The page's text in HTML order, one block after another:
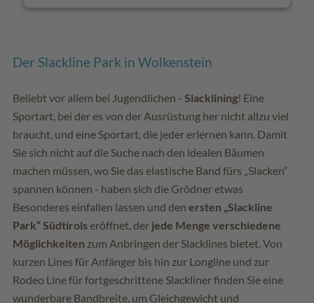
Der Slackline Park in Wolkenstein
Beliebt vor allem bei Jugendlichen - Slacklining! Eine
Sportart, bei der es von der Ausrüstung her nicht allzu viel
braucht, und eine Sportart, die jeder erlernen kann. Damit
Sie sich nicht auf die Suche nach den idealen Bäumen
machen müssen, wo Sie das elastische Band fürs „Slacken“
spannen können - haben sich die Grödner etwas
Besonderes einfallen lassen und den ersten „Slackline
Park“ Südtirolseröffnet, der jede Menge verschiedene
Möglichkeiten zum Anbringen der Slacklines bietet. Von
kurzen Lines für Anfänger bis hin zur Longline und zur
Rodeo Line für fortgeschrittene Slackliner finden Sie eine
wunderbare Bandbreite, um Gleichgewicht und